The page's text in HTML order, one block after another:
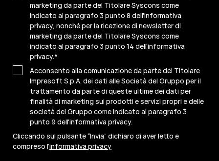
marketing da parte del Titolare Syscons come
indicato al paragrafo 3 punto 8 dell'informativa
privacy, nonché per la ricezione di newsletter di
marketing da parte del Titolare Syscons come
indicato al paragrafo 3 punto 14 dell'informativa
privacy.*
Acconsento alla comunicazione da parte del Titolare
Impresoft S.p.A. dei dati alle Società del Gruppo per il
trattamento da parte di queste ultime dei dati per
finalità di marketing sui prodotti e servizi propri e delle
società del Gruppo come indicato al paragrafo 3
punto 9 dell'informativa privacy.
Cliccando sul pulsante “Invia” dichiaro di aver letto e
compreso l’informativa privacy